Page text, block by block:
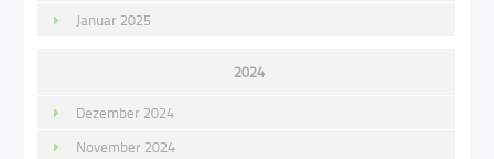
Januar 2025
2024
Dezember 2024
November 2024